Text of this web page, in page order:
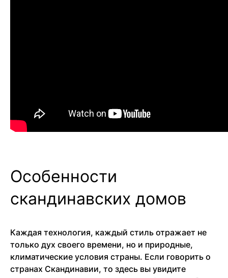
Особенности
скандинавских домов
Каждая технология, каждый стиль отражает не
только дух своего времени, но и природные,
климатические условия страны. Если говорить о
странах Скандинавии, то здесь вы увидите